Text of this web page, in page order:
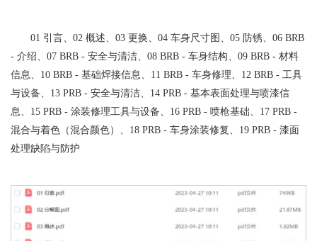
01 引言、02 概述、03 更换、04 车身尺寸图、05 防锈、06 BRB
- 介绍、07 BRB - 安全与清洁、08 BRB - 车身结构、09 BRB - 材料
信息、10 BRB - 基础焊接信息、11 BRB - 车身修理、12 BRB - 工具
与设备、13 PRB - 安全与清洁、14 PRB - 基本表面处理与喷漆信
息、15 PRB - 涂装修理工具与设备、16 PRB - 喷枪基础、17 PRB -
混合与着色（混合颜色）、18 PRB - 车身涂装修复、19 PRB - 漆面
处理缺陷与防护